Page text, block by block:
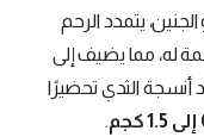
يتمدد الرحم
له، مما يضيف إلى
أنسجة الثدي تحضيرًا
.